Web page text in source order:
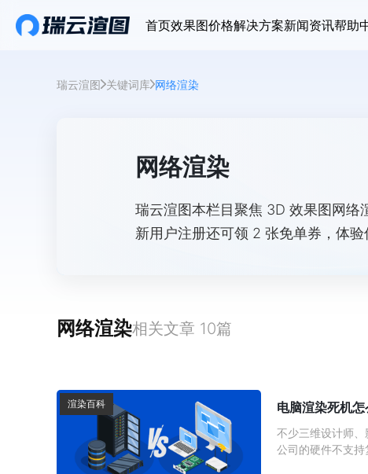
首页效果图价格解决方案新闻资讯帮助
瑞云渲图 关键词库 网络渲染
网络渲染
瑞云渲图本栏目聚焦 3D 效果图网络
新用户注册还可领 2 张免单券，体验
网络渲染相关文章 10篇
渲染百科 电脑渲染死机
不少三维设计师
公司的硬件不支持